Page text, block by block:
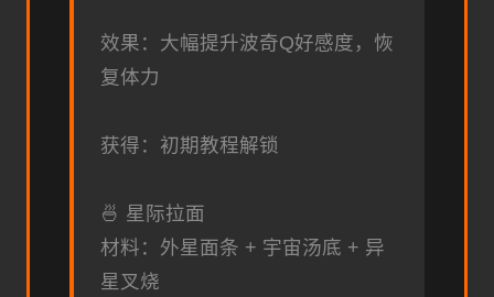
效果：大幅提升波奇Q好感度，恢
复体力
获得：初期教程解锁
🍜 星际拉面
材料：外星面条 + 宇宙汤底 + 异
星叉烧